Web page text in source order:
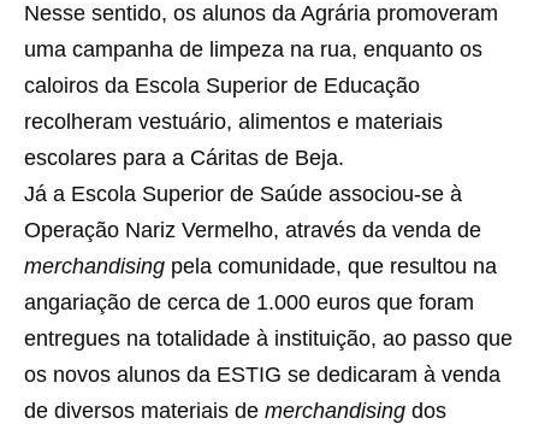
Nesse sentido, os alunos da Agrária promoveram
uma campanha de limpeza na rua, enquanto os
caloiros da Escola Superior de Educação
recolheram vestuário, alimentos e materiais
escolares para a Cáritas de Beja.
Já a Escola Superior de Saúde associou-se à
Operação Nariz Vermelho, através da venda de
merchandising pela comunidade, que resultou na
angariação de cerca de 1.000 euros que foram
entregues na totalidade à instituição, ao passo que
os novos alunos da ESTIG se dedicaram à venda
de diversos materiais de merchandising dos